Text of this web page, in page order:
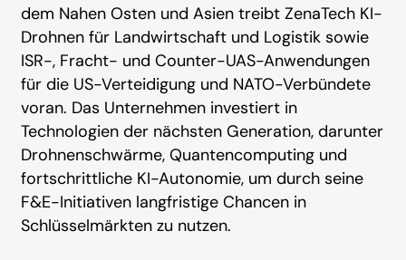
dem Nahen Osten und Asien treibt ZenaTech KI-
Drohnen für Landwirtschaft und Logistik sowie
ISR-, Fracht- und Counter-UAS-Anwendungen
für die US-Verteidigung und NATO-Verbündete
voran. Das Unternehmen investiert in
Technologien der nächsten Generation, darunter
Drohnenschwärme, Quantencomputing und
fortschrittliche KI-Autonomie, um durch seine
F&E-Initiativen langfristige Chancen in
Schlüsselmärkten zu nutzen.